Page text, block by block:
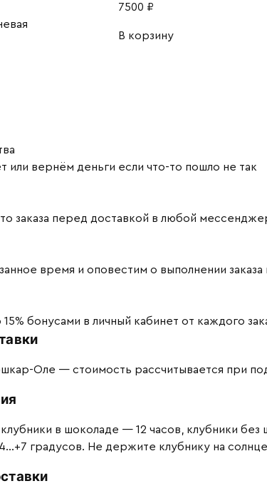
7500 ₽
В корзину
или вернём деньги если что-то пошло не так
заказа перед доставкой в любой
время и оповестим о выполнении заказа
бонусами в личный кабинет от каждого
Оле — стоимость рассчитывается при
в шоколаде — 12 часов, клубники
градусов. Не держите клубнику на солнце